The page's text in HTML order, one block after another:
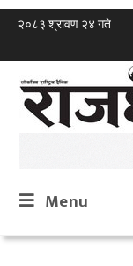
२०८३ श्रावण २४ गते
Menu